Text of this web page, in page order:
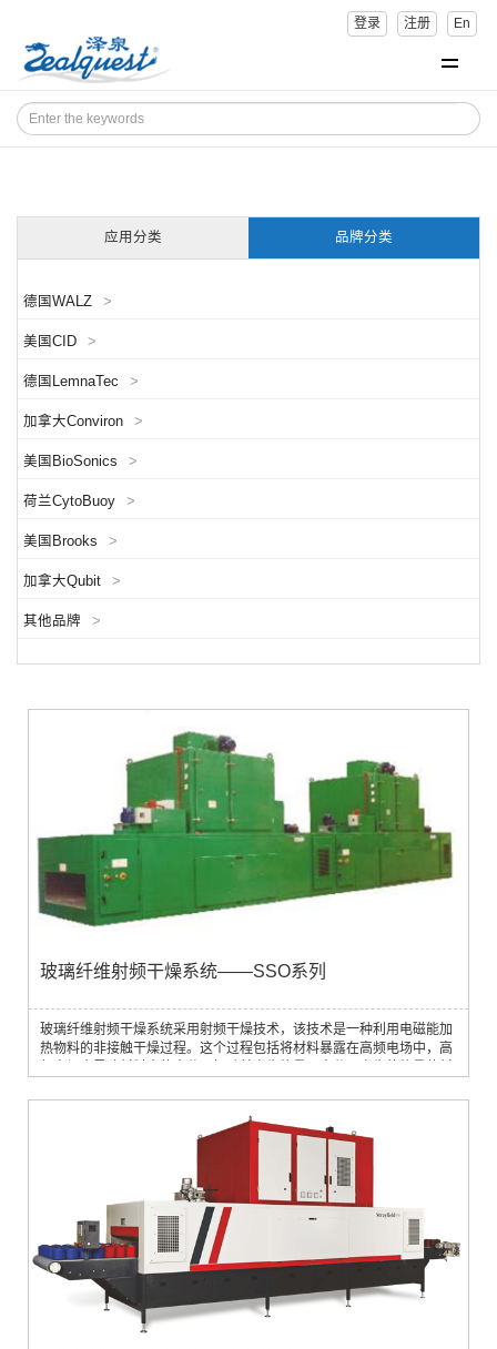
登录 注册 En
应用分类 品牌分类
德国WALZ >
美国CID >
德国LemnaTec >
加拿大Conviron >
美国BioSonics >
荷兰CytoBuoy >
美国Brooks >
加拿大Qubit >
其他品牌 >
玻璃纤维射频干燥系统——SSO系列
玻璃纤维射频干燥系统采用射频干燥技术，该技术是一种利用电磁能加
热物料的非接触干燥过程。这个过程包括将材料暴露在高频电场中，高
频干燥在玻璃纤维中的应用具有许多优点。首先，射频干燥是一个更
快，更有效的过程。这是因为射频能量可以深入材料而不依赖于玻璃纤
维的热性能，从而产生更快...